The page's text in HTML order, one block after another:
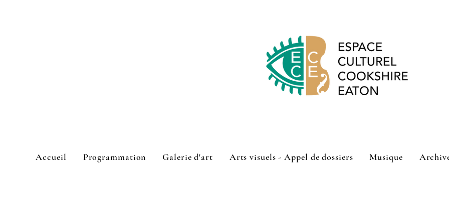
Accueil Programmation Galerie d'art Arts visuels - Appel de dossiers Musique